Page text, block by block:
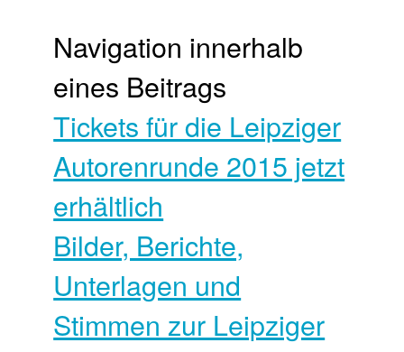
Navigation innerhalb
eines Beitrags
Tickets für die Leipziger
Autorenrunde 2015 jetzt
erhältlich
Bilder, Berichte,
Unterlagen und
Stimmen zur Leipziger